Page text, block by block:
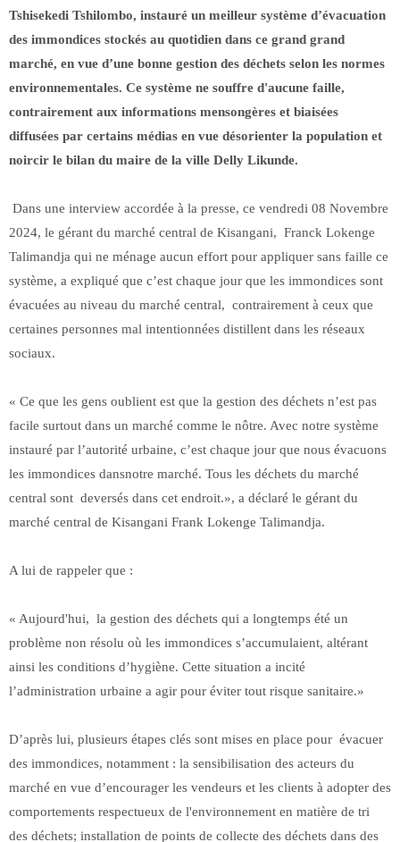
Tshisekedi Tshilombo, instauré un meilleur système d’évacuation
des immondices stockés au quotidien dans ce grand grand
marché, en vue d’une bonne gestion des déchets selon les normes
environnementales. Ce système ne souffre d'aucune faille,
contrairement aux informations mensongères et biaisées
diffusées par certains médias en vue désorienter la population et
noircir le bilan du maire de la ville Delly Likunde.
Dans une interview accordée à la presse, ce vendredi 08 Novembre
2024, le gérant du marché central de Kisangani, Franck Lokenge
Talimandja qui ne ménage aucun effort pour appliquer sans faille ce
système, a expliqué que c’est chaque jour que les immondices sont
évacuées au niveau du marché central, contrairement à ceux que
certaines personnes mal intentionnées distillent dans les réseaux
sociaux.
« Ce que les gens oublient est que la gestion des déchets n’est pas
facile surtout dans un marché comme le nôtre. Avec notre système
instauré par l’autorité urbaine, c’est chaque jour que nous évacuons
les immondices dansnotre marché. Tous les déchets du marché
central sont deversés dans cet endroit.», a déclaré le gérant du
marché central de Kisangani Frank Lokenge Talimandja.
A lui de rappeler que :
« Aujourd'hui, la gestion des déchets qui a longtemps été un
problème non résolu où les immondices s’accumulaient, altérant
ainsi les conditions d’hygiène. Cette situation a incité
l’administration urbaine a agir pour éviter tout risque sanitaire.»
D’après lui, plusieurs étapes clés sont mises en place pour évacuer
des immondices, notamment : la sensibilisation des acteurs du
marché en vue d’encourager les vendeurs et les clients à adopter des
comportements respectueux de l'environnement en matière de tri
des déchets; installation de points de collecte des déchets dans des